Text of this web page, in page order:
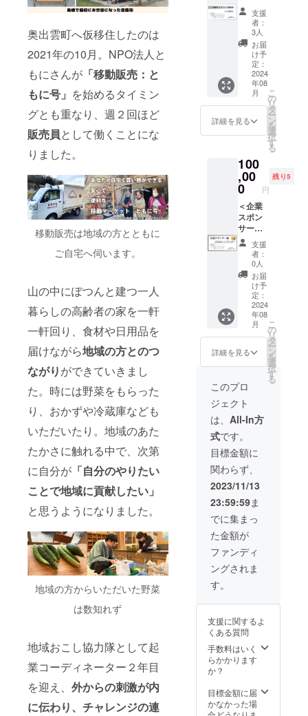
奥出雲町へ仮移住したのは
2021年の10月。NPO法人と
もにさんが 「移動販売：と
もに号」 を始めるタイミン
グとも重なり、週２回ほど
販売員として働くことにな
りました。
移動販売は地域の方とともに
ご自宅へ伺います。
山の中にぽつんと建つ一人
暮らしの高齢者の家を一軒
一軒回り、食材や日用品を
届けながら地域の方とのつ
ながりができていきまし
た。時には野菜をもらった
り、おかずや冷蔵庫なども
いただいたり。地域のあた
たかさに触れる中で、次第
に自分が 「自分のやりたい
ことで地域に貢献したい 」
と思うようになりました。
地域の方からいただいた野菜
は数知れず
地域おこし協力隊として起
業コーディネーター２年目
を迎え、 外からの刺激が内
に伝わり、チャレンジの連
い。
を知り
たい
方！ な
ど希望
に沿っ
てご案
内させ
ていた
だきま
す！ ＊
1組2名
だきま
す。
（自車
で移動
される
場合は
ご相談
くださ
い） ＊
1泊2日
のご用
意です
が、2泊
以上を
ご希望
の方は
ご相談
くださ
港から
町への
ご送迎
は可能
です。
ツアー
以外の
移動は
ご自身
いしま
す。 ＊
宿泊場
所もご
案内さ
せてい
ただき
希望の
場合は
ご相談
くださ
い。 ＊
備考欄
住地の
都道府
さい。
後日
メール
にてロ
ゴデー
タ提供
依頼の
連絡を
させて
いただ
きま
する内
容はお
受けで
きませ
んので
ご了承
くださ
い。
HOUSE
の成り
立ち、
大事に
してる
こと
や、失
敗談、
苦労
話、こ
れから
目指す
形など
しま
す。地
域で若
者移住
者や関
係人口
を増や
した
り、
ちょっ
とした
お手伝
いをし
てくれ
る「い
そうろ
うず」
の実態
なども
お伝え
するの
でお楽
しみ
に！ も
しかし
たら、
あなた
の町に
も
SLOW
HOUSE
ができ
ちゃう
か
も！？
＼こん
な人に
オスス
地域で
トを開
催した
い ・開
催予定
のイベ
マッチ
しそう
・ゲス
okuizu
moの一
棟貸し&
イベン
ト開催
券で
す。一
棟貸し
切って
のイベ
ント開
催や企
業合宿
もご利
用いた
だけま
す。現
地での
サポー
トや近
隣施設
のご利
用につ
いても
ご相談
くださ
い。
※2024
年8月以
降ご利
用で、
現在は
宿泊の
ご予約
は承っ
ており
ませ
ん。電
子チ
ケット
で宿泊
の予約
や購入
などは
できま
せんの
でご了
承くだ
さい。
※また別
途メー
上、
で使用
用途を
お伺い
いたし
ます。
支援
者：
3人
お届
け予
定：
2024
年08
月
詳細を見る
こ
の
リ
タ
ー
ン
を
選
択
す
る
100
,00
0 円
残り5
＜企業
スポン
サー様
＞
SLOW
HOUSE
＠
okuizu
moの共
有ス
ペース
にロゴ
を刻印
した木
材の四
角いプ
レート
（一辺
15cm程
度）を
掲載い
たしま
す。ま
たチラ
シやパ
ンフ
レット
を1年間
置かせ
ていた
だきま
す。 ◆
送料は
自己負
のでご
ださ
い。 ◆
正式な
企業名
を備考
載くだ
さい。
後日
支援
者：
0人
お届
け予
定：
2024
年08
月
詳細を見る
こ
の
リ
タ
ー
ン
を
選
択
す
る
このプロ
ジェクト
は、 All-In方
式です。
目標金額に
関わらず、
2023/11/13
23:59:59ま
でに集まっ
た金額が
ファンディ
ングされま
す。
支援に関するよ
くある質問
手数料はいく
らかかります
か？
目標金額に届
かなかった場